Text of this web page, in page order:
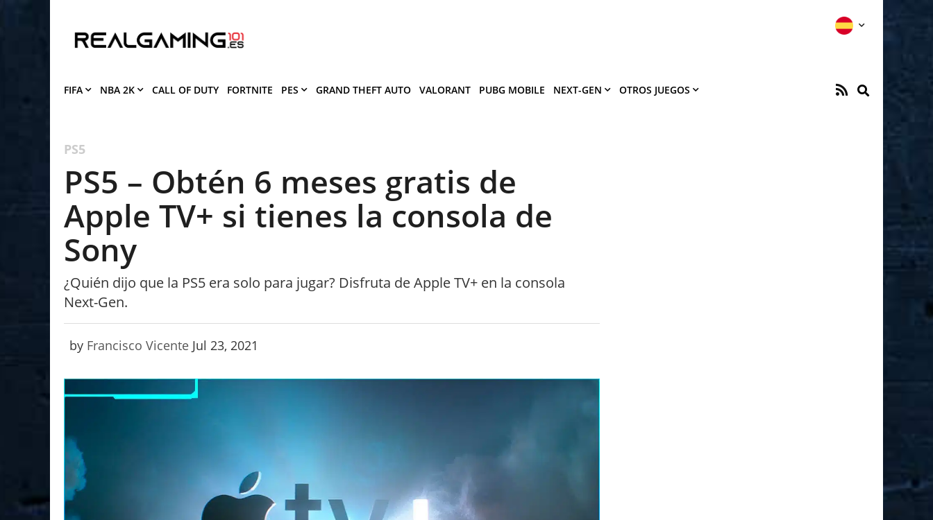
notificaciones de los mejores artículos.
FIFA NBA 2K CALL OF DUTY FORTNITE PES GRAND THEFT AUTO VALORANT PUBG MOBILE NEXT-GEN OTROS JUEGOS
PS5
PS5 – Obtén 6 meses gratis de
Apple TV+ si tienes la consola de
Sony
¿Quién dijo que la PS5 era solo para jugar? Disfruta de Apple TV+ en la consola
Next-Gen.
by Francisco Vicente Jul 23, 2021